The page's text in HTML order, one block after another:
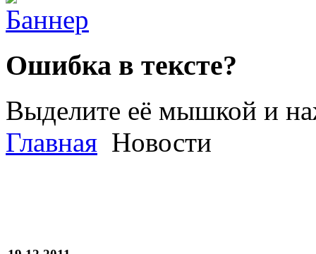
Ошибка в тексте?
Выделите её мышкой и
Главная Новости